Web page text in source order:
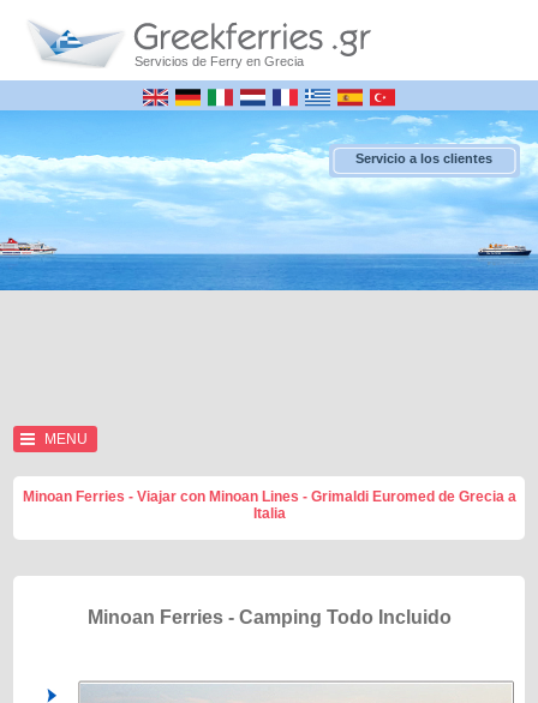
Servicios de Ferry en Grecia
Servicio a los clientes
MENU
Minoan Ferries - Viajar con Minoan Lines - Grimaldi Euromed de Grecia a
Italia
Minoan Ferries - Camping Todo Incluido